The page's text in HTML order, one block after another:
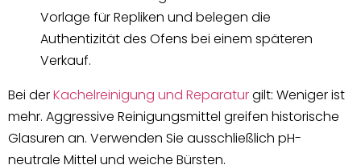
Vorlage für Repliken und belegen die
Authentizität des Ofens bei einem späteren
Verkauf.
Bei derKachelreinigung und Reparaturgilt: Weniger ist
mehr. Aggressive Reinigungsmittel greifen historische
Glasuren an. Verwenden Sie ausschließlich pH-
neutrale Mittel und weiche Bürsten.